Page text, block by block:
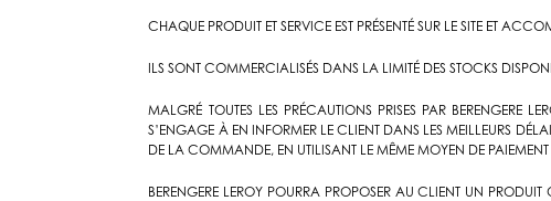
CHAQUE PRODUIT ET SERVICE EST PRÉSENTÉ SUR LE SITE ET
ILS SONT COMMERCIALISÉS DANS LA LIMITÉ DES STOCKS
MALGRÉ TOUTES LES PRÉCAUTIONS PRISES PAR BERENGERE
S’ENGAGE À EN INFORMER LE CLIENT DANS LES MEILLEURS
DE LA COMMANDE, EN UTILISANT LE MÊME MOYEN DE
BERENGERE LEROY POURRA PROPOSER AU CLIENT UN